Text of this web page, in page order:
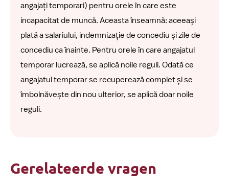
angajați temporari) pentru orele în care este
incapacitat de muncă. Aceasta înseamnă: aceeași
plată a salariului, indemnizație de concediu și zile de
concediu ca înainte. Pentru orele în care angajatul
temporar lucrează, se aplică noile reguli. Odată ce
angajatul temporar se recuperează complet și se
îmbolnăvește din nou ulterior, se aplică doar noile
reguli.
Gerelateerde vragen